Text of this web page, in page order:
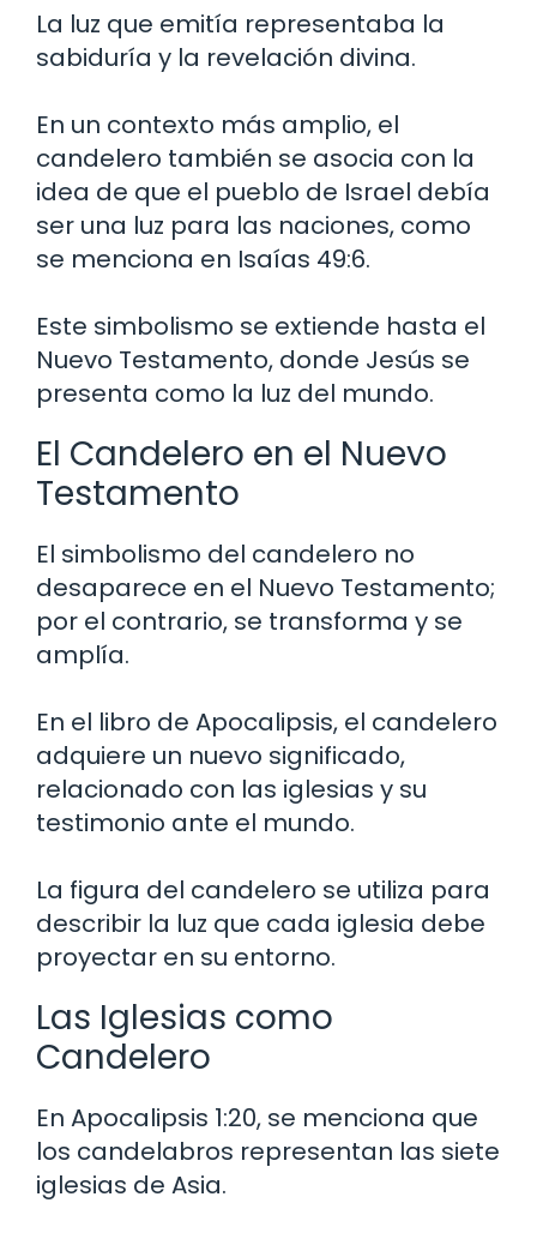
La luz que emitía representaba la
sabiduría y la revelación divina.
En un contexto más amplio, el
candelero también se asocia con la
idea de que el pueblo de Israel debía
ser una luz para las naciones, como
se menciona en Isaías 49:6.
Este simbolismo se extiende hasta el
Nuevo Testamento, donde Jesús se
presenta como la luz del mundo.
El Candelero en el Nuevo
Testamento
El simbolismo del candelero no
desaparece en el Nuevo Testamento;
por el contrario, se transforma y se
amplía.
En el libro de Apocalipsis, el candelero
adquiere un nuevo significado,
relacionado con las iglesias y su
testimonio ante el mundo.
La figura del candelero se utiliza para
describir la luz que cada iglesia debe
proyectar en su entorno.
Las Iglesias como
Candelero
En Apocalipsis 1:20, se menciona que
los candelabros representan las siete
iglesias de Asia.